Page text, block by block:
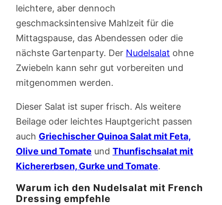
leichtere, aber dennoch
geschmacksintensive Mahlzeit für die
Mittagspause, das Abendessen oder die
nächste Gartenparty. Der Nudelsalat ohne
Zwiebeln kann sehr gut vorbereiten und
mitgenommen werden.
Dieser Salat ist super frisch. Als weitere
Beilage oder leichtes Hauptgericht passen
auch Griechischer Quinoa Salat mit Feta,
Olive und Tomate und Thunfischsalat mit
Kichererbsen, Gurke und Tomate.
Warum ich den Nudelsalat mit French
Dressing empfehle